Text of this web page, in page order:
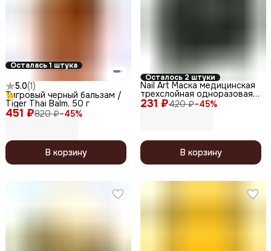
Осталась 1 штука
5.0(1)
451 ₽820 ₽−45%
Тигровый черный бальзам /
Tiger Thai Balm, 50 г
В корзину
Осталось 2 штуки
231 ₽420 ₽−45%
Nail Art Маска медицинская
трехслойная одноразовая
нестерильная, 50 шт.,
черный
В корзину